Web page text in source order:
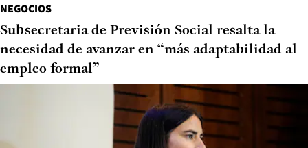
NEGOCIOS
Subsecretaria de Previsión Social resalta la
necesidad de avanzar en “más adaptabilidad al
empleo formal”